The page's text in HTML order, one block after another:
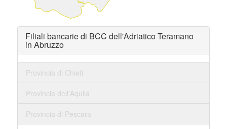
Filiali bancarie di BCC dell'Adriatico Teramano
in Abruzzo
Provincia di Chieti
Provincia dell'Aquila
Provincia di Pescara